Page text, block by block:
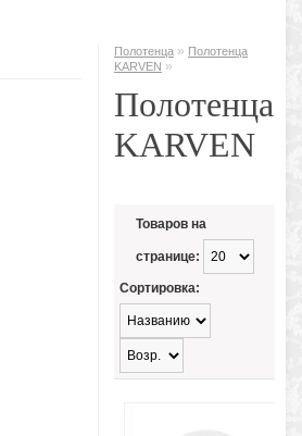
Полотенца » Полотенца
KARVEN »
Полотенца
KARVEN
Товаров на
странице:
Сортировка: